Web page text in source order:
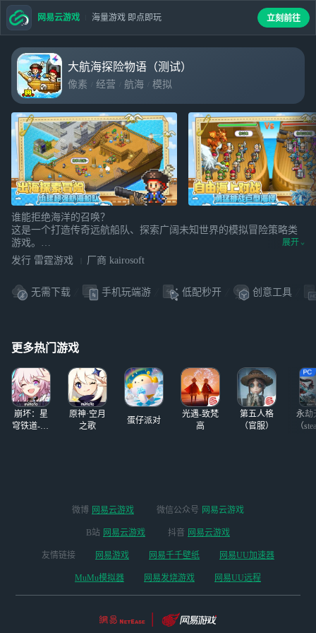
大航海探险物语（测试）
像素 经营 航海 模拟
谁能拒绝海洋的召唤？
这是一个打造传奇远航船队、探索广阔未知世界的模拟冒险策略类
游戏。
从小岛一隅出发，接受国王的委托，带上征集的伙伴，开启航海冒
险之旅吧！
展开
发行 雷霆游戏 厂商 kairosoft
无需下载 手机玩端游 低配秒开 创意工具
更多热门游戏
崩坏：星
穹铁道-4.4
原神·空月
之歌
蛋仔派对
光遇-致梵
高
第五人格
（官服）
永劫
（
网易云游戏 海量游戏 即点即玩 立刻前往
微博 网易云游戏 微信公众号 网易云游戏
B站 网易云游戏 抖音 网易云游戏
友情链接 网易游戏 网易千千壁纸 网易UU加速器
MuMu模拟器 网易发烧游戏 网易UU远程